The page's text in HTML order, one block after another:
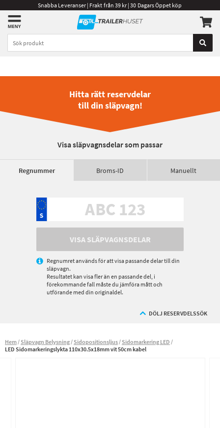
Snabba Leveranser | Frakt från 39 kr | 30 Dagars Öppet köp
Hitta rätt reservdelar
till din släpvagn!
Visa släpvagnsdelar som passar
Regnummer Broms-ID Manuellt
VISA SLÄPVAGNSDELAR
Regnumret används för att visa passande delar till din
släpvagn.
Resultatet kan visa fler än en passande del, i
förekommande fall måste du jämföra mått och
utförande med din originaldel.
DÖLJ RESERVDELSSÖK
Hem Släpvagn Belysning Sidopositionsljus Sidomarkering LED
LED Sidomarkeringslykta 110x30.5x18mm vit 50cm kabel